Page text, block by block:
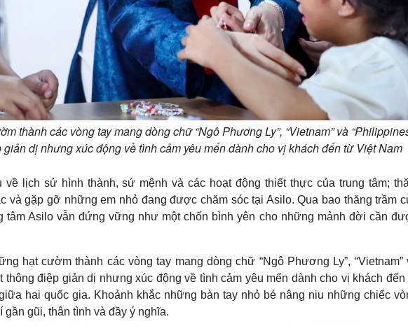
thành các vòng tay mang dòng chữ “Ngô Phương Ly”, “Vietnam” và
dị nhưng xúc động về tình cảm yêu mến dành cho vị khách đến từ Việt Nam
lịch sử hình thành, sứ mệnh và các hoạt động thiết thực của trung tâm;
và gặp gỡ những em nhỏ đang được chăm sóc tại Asilo. Qua bao thăng trầm
tâm Asilo vẫn đứng vững như một chốn bình yên cho những mảnh đời cần
hạt cườm thành các vòng tay mang dòng chữ “Ngô Phương Ly”, “Vietnam”
thông điệp giản dị nhưng xúc động về tình cảm yêu mến dành cho vị khách đến
hai quốc gia. Khoảnh khắc những bàn tay nhỏ bé nâng niu những chiếc
gũi, thân tình và đầy ý nghĩa.